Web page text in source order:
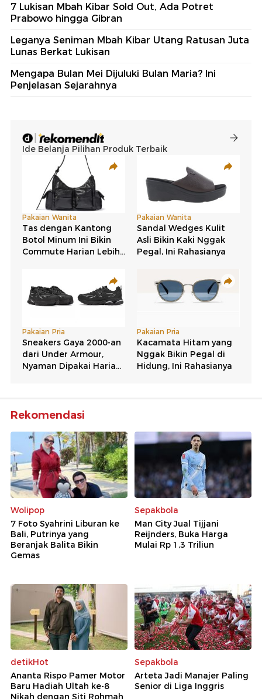
7 Lukisan Mbah Kibar Sold Out, Ada Potret
Prabowo hingga Gibran
Leganya Seniman Mbah Kibar Utang Ratusan Juta
Lunas Berkat Lukisan
Mengapa Bulan Mei Dijuluki Bulan Maria? Ini
Penjelasan Sejarahnya
Rekomendasi
Wolipop
7 Foto Syahrini Liburan ke
Bali, Putrinya yang
Beranjak Balita Bikin
Gemas
Sepakbola
Man City Jual Tijjani
Reijnders, Buka Harga
Mulai Rp 1,3 Triliun
detikHot
Ananta Rispo Pamer Motor
Baru Hadiah Ultah ke-8
Nikah dengan Siti Rohmah
Sepakbola
Arteta Jadi Manajer Paling
Senior di Liga Inggris